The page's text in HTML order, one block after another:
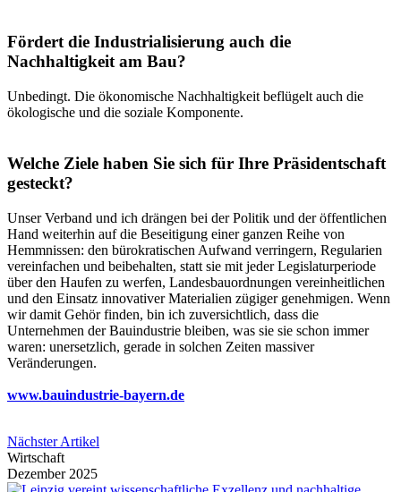
Fördert die Industrialisierung auch die
Nachhaltigkeit am Bau?
Unbedingt. Die ökonomische Nachhaltigkeit beflügelt auch die
ökologische und die soziale Komponente.
Welche Ziele haben Sie sich für Ihre Präsidentschaft
gesteckt?
Unser Verband und ich drängen bei der Politik und der öffentlichen
Hand weiterhin auf die Beseitigung einer ganzen Reihe von
Hemmnissen: den bürokratischen Aufwand verringern, Regularien
vereinfachen und beibehalten, statt sie mit jeder Legislaturperiode
über den Haufen zu werfen, Landesbauordnungen vereinheitlichen
und den Einsatz innovativer Materialien zügiger genehmigen. Wenn
wir damit Gehör finden, bin ich zuversichtlich, dass die
Unternehmen der Bauindustrie bleiben, was sie sie schon immer
waren: unersetzlich, gerade in solchen Zeiten massiver
Veränderungen.
www.bauindustrie-bayern.de
Nächster Artikel
Wirtschaft
Dezember 2025